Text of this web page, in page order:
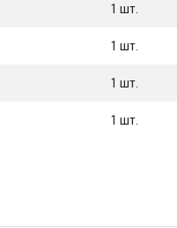
1 шт.
1 шт.
1 шт.
1 шт.